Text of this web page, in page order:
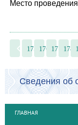
Место
175 176 177 178
Сведения об
ГЛАВНАЯ